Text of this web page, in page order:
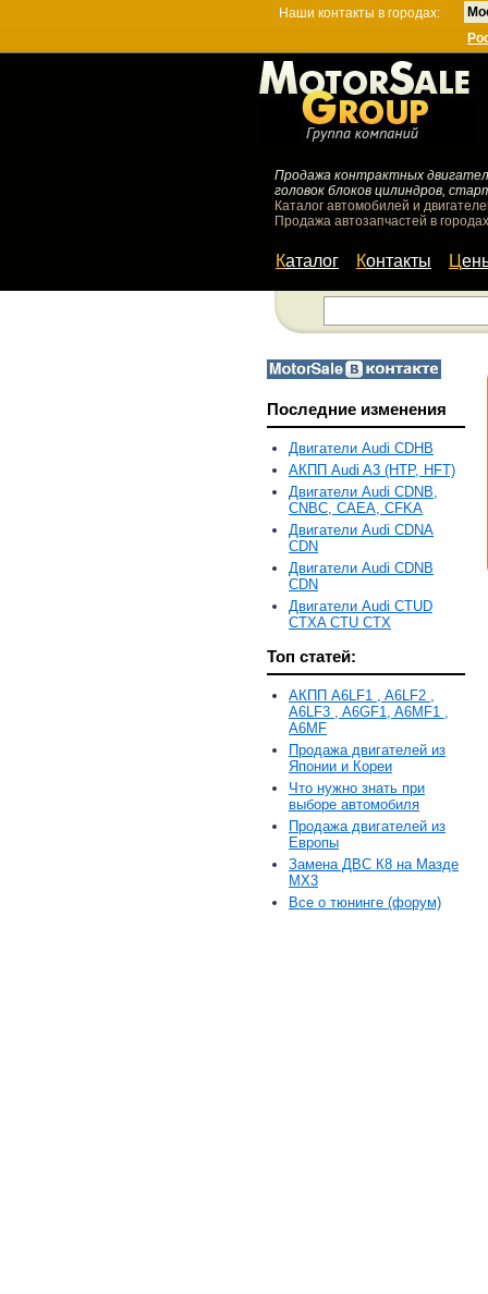
Наши контакты в городах:
Продажа контрактных
головок блоков цилиндров,
Каталог автомобилей и
Продажа автозапчастей в
Каталог Контакты
Последние изменения
Двигатели Audi CDHB
АКПП Audi A3 (HTP, HFT)
Двигатели Audi CDNB,
CNBC, CAEA, CFKA
Двигатели Audi CDNA
CDN
Двигатели Audi CDNB
CDN
Двигатели Audi CTUD
CTXA CTU CTX
Топ статей:
АКПП A6LF1 , A6LF2 ,
A6LF3 , A6GF1, A6MF1 ,
A6MF
Продажа двигателей из
Японии и Кореи
Что нужно знать при
выборе автомобиля
Продажа двигателей из
Европы
Замена ДВС К8 на Мазде
MX3
Все о тюнинге (форум)